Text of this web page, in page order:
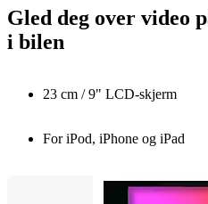
Gled deg over video
i bilen
23 cm / 9" LCD-skjerm
For iPod, iPhone og iPad